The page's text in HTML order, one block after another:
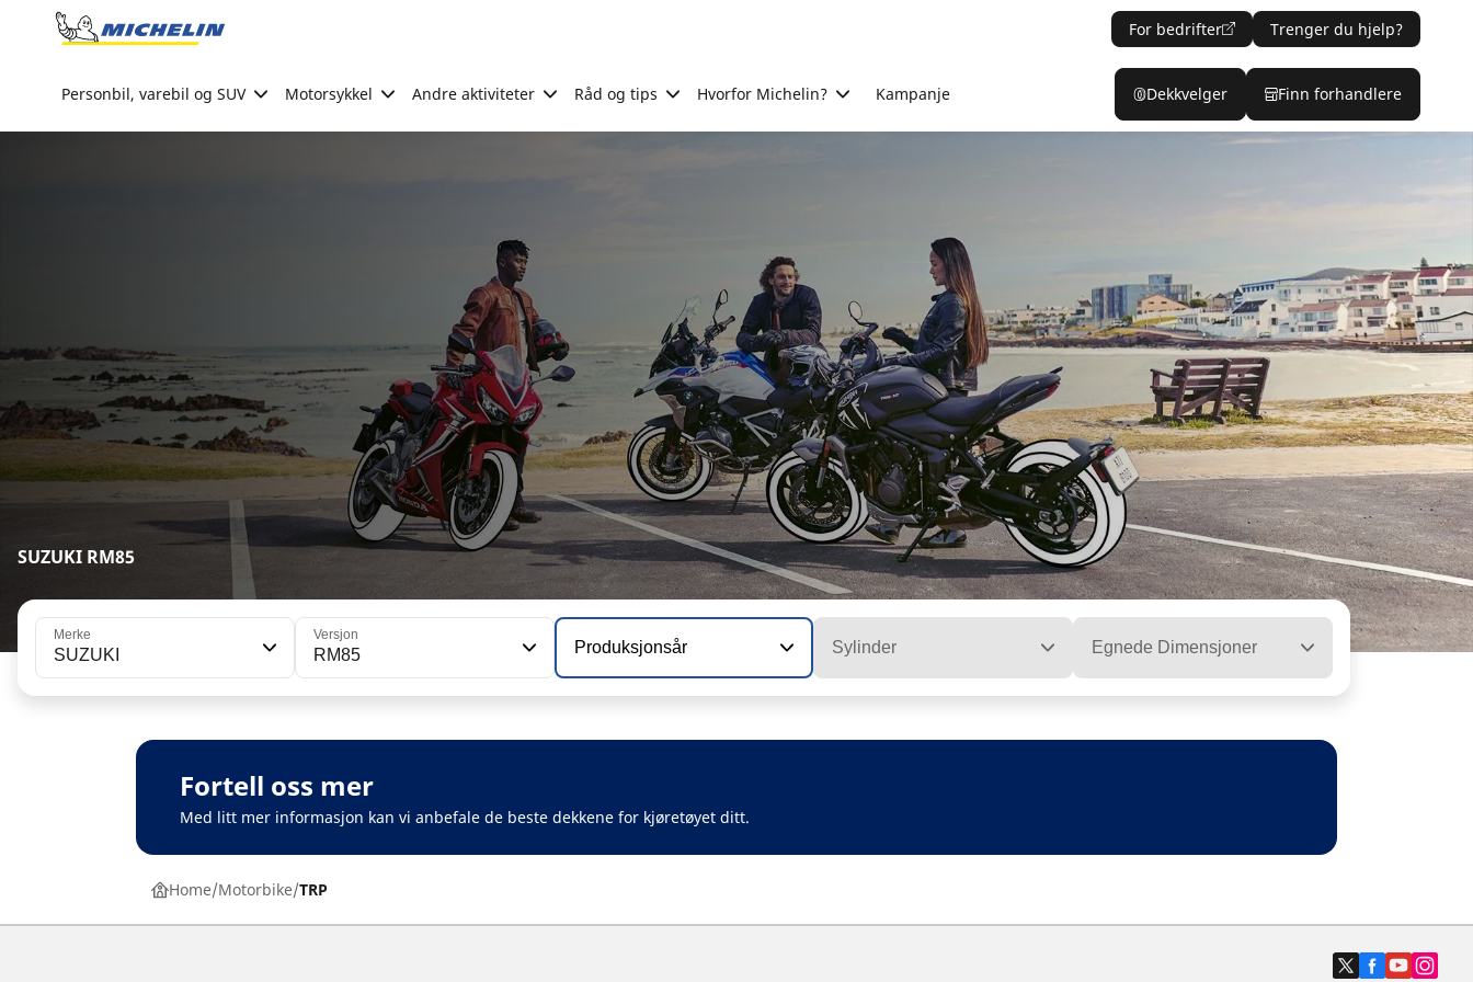
Go to page content
For bedrifter Trenger du hjelp?
Personbil, varebil og SUV Motorsykkel Andre aktiviteter Råd og tips Hvorfor Michelin? Kampanje Dekkvelger Finn forhandlere
SUZUKI RM85
Merke
SUZUKI
Versjon
RM85 Produksjonsår Sylinder Egnede Dimensjoner
Fortell oss mer
Med litt mer informasjon kan vi anbefale de beste dekkene for kjøretøyet ditt.
Home Motorbike TRP